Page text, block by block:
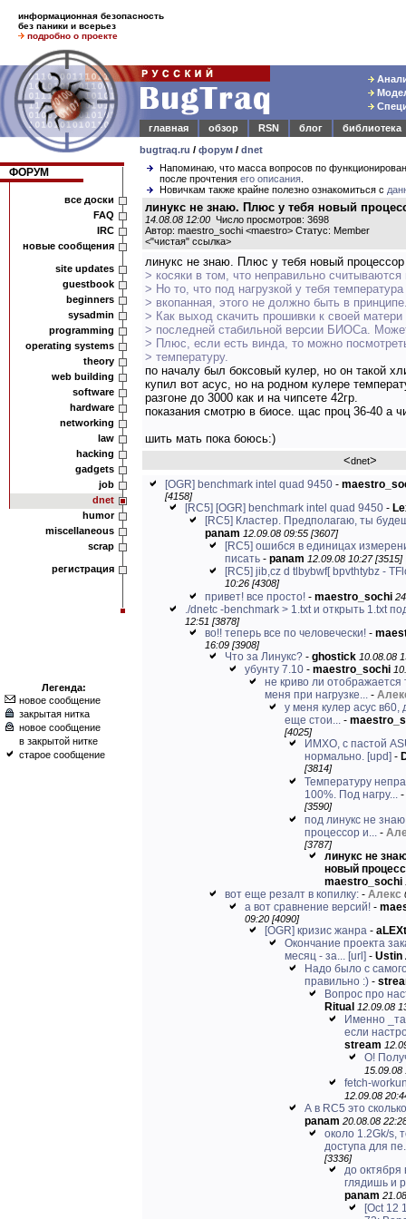
информационная безопасность
без паники и всерьез
подробно о проекте
главная
обзор RSN блог
библиотека
bugtraq.ru / форум / dnet
ФОРУМ
все доски
FAQ
IRC
новые сообщения
site updates
guestbook
beginners
sysadmin
programming
operating systems
theory
web building
software
hardware
networking
law
hacking
gadgets
job
dnet
humor
miscellaneous
scrap
регистрация
Легенда:
новое сообщение
закрытая нитка
новое сообщение
в закрытой нитке
старое сообщение
Напоминаю, что масса вопросов по
после прочтения его описания
Новичкам также крайне полезно ознакомиться с
линукс не знаю. Плюс у тебя новый
14.08.08 12:00 Число просмотров: 3698
Автор: maestro_sochi <maestro> Статус: Member
<"чистая" ссылка>
линукс не знаю. Плюс у тебя новый
> косяки в том, что неправильно
> Но то, что под нагрузкой у тебя температура
> вкопанная, этого не должно быть в
> Как выход скачить прошивки к своей
> последней стабильной версии БИОСа.
> Плюс, если есть винда, то можно
> температуру.
по началу был боксовый кулер, но он такой
купил вот асус, но на родном кулере
разгоне до 3000 как и на чипсете 42гр.
показания смотрю в биосе. щас проц 36-40 а
шить мать пока боюсь:)
<dnet>
[OGR] benchmark intel quad 9450 -
[4158]
[RC5] [OGR] benchmark intel quad 9450 -
[RC5] Кластер. Предполагаю, ты
panam 12.09.08 09:55 [3607]
[RC5] ошибся в единицах
писать - panam 12.09.08 10:27 [3515]
[RC5] jib,cz d tlbybwf[ bpvthtybz -
10:26 [4308]
привет! все просто! - maestro_sochi
./dnetc -benchmark > 1.txt и открыть 1.txt
12:51 [3878]
во!! теперь все по человечески! -
16:09 [3908]
Что за Линукс? - ghostick 10.08.08
убунту 7.10 - maestro_sochi
не криво ли
меня при нагрузке... -
у меня кулер асус в60,
еще стои... -
[4025]
ИМХО, с пастой
нормально. [upd] -
[3814]
Температуру
100%. Под нагру... -
[3590]
под линукс не
процессор и... -
[3787]
линукс не
новый
maestro_sochi
вот еще резалт в копилку: - Алекс
а вот сравнение версий! -
09:20 [4090]
[OGR] кризис жанра - aLEXt
Окончание проекта
месяц - за... [url] - Ustin
Надо было с
правильно :) -
Вопрос про
Ritual 12.09.08
Именно
если
stream
О!
15.09.08
fetch-
12.09.08
А в RC5 это
panam 20.08.08
около 1.2Gk/s,
доступа для
[3336]
до октября
глядишь и
panam
[Oct 12